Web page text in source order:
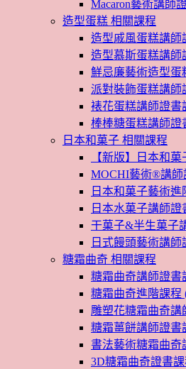
Macaron藝術講師
造型蛋糕 相關課程
造型戚風蛋糕講師
造型慕斯蛋糕講師
鮮忌廉藝術造型蛋
派對裝飾蛋糕講師
裱花蛋糕講師證書
棒棒糖蛋糕講師證
日本和菓子 相關課程
【新版】日本和
MOCHI藝術®講師
日本和菓子藝術進
日本水菓子講師證
干菓子&半生菓子
日式饅頭藝術講師
糖霜曲奇 相關課程
糖霜曲奇講師證書
糖霜曲奇進階課程
雕塑花糖霜曲奇講
糖霜薑餅講師證書
書法藝術糖霜曲奇
3D糖霜曲奇證書